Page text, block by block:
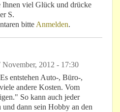
Ihnen viel Glück und drücke
S.
bitte Anmelden.
November, 2012 - 17:30
entstehen Auto-, Büro-,
andere Kosten. Vom
So kann auch jeder
dann sein Hobby an den